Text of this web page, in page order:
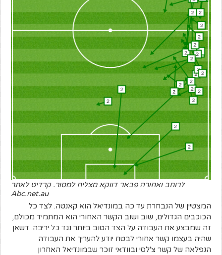
לרוחב ואחורה פבאר דווקא מצליח למסור. קרדיט לאתר
Abc.net.au
המצטיין של הנבחרת עד כה במונדיאל הוא קאנטה. לצד כל
הכוכבים הגדולים, שוב ושוב הקשר האחורי הוא המתמיד מכולם,
זה שמבצע את העבודה על הצד הטוב ביותר נגד כל יריבה. דשאן
שהיה בעצמו קשר אחורי לבטח יודע להעריך את העבודה
הנפלאה של קשר צ'לסי ובוודאי זוכר שבמונדיאל האחרון